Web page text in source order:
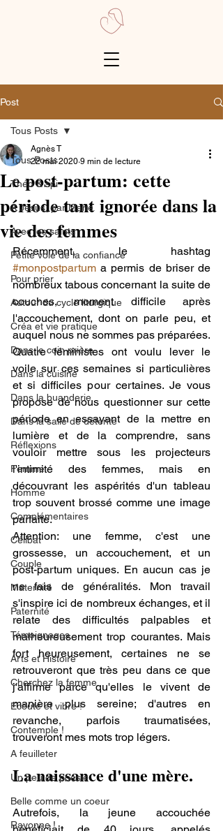
Post
Tous Posts
Théo & spi
A Jésus, par Marie
Avec les saints
Petite voie de la confiance
Pour prier
Autour du cycle liturgique
Créa et vie pratique
Dans le coin prière
Dans la cuisine
Dans la buanderie
Dans la salle de détente
Réflexions
Femme
Homme
Complémentaires
Célibat
Couple
Maternité
Paternité
Témoignages
Arts et Histoire
Cherchez la femme
Ecoute et vibre !
Contemple !
A feuilleter
Un peu de poésie
Belle comme un coeur
Rayonne !
Tous Posts
Le post-partum: cette
période tant ignorée dans la
vie des femmes
Agnès T
22 mai 2020 9 min de lecture
#monpostpartum a permis de briser de
nombreux tabous concernant la suite de
couches, moment difficile après
l'accouchement, dont on parle peu, et
auquel nous ne sommes pas préparées.
Quatre féministes ont voulu lever le
voile sur ces semaines si particulières
et si difficiles pour certaines. Je vous
propose de nous questionner sur cette
période en essayant de la mettre en
lumière et de la comprendre, sans
vouloir mettre sous les projecteurs
l'intimité des femmes, mais en
découvrant les aspérités d'un tableau
trop souvent brossé comme une image
parfaite.
Attention: une femme, c'est une
grossesse, un accouchement, et un
post-partum uniques. En aucun cas je
ne fais de généralités. Mon travail
s'inspire ici de nombreux échanges, et il
relate des difficultés palpables et
malheureusement trop courantes. Mais
fort heureusement, certaines ne se
retrouveront que très peu dans ce que
j'affirme parce qu'elles le vivent de
manière plus sereine; d'autres en
revanche, parfois traumatisées,
trouveront mes mots trop légers.
La naissance d'une mère.
Autrefois, la jeune accouchée